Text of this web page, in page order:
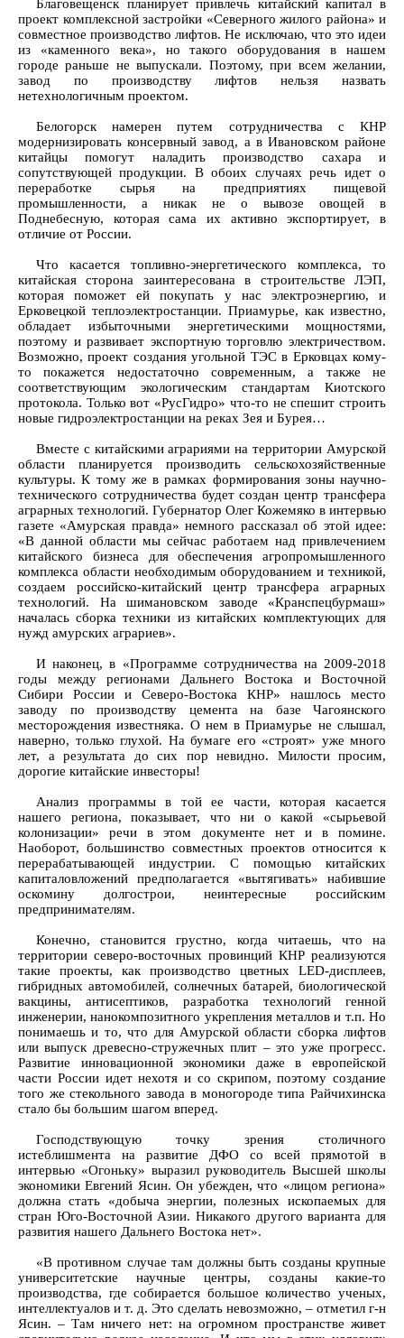
Благовещенск планирует привлечь китайский капитал в
проект комплексной застройки «Северного жилого района» и
совместное производство лифтов. Не исключаю, что это идеи
из «каменного века», но такого оборудования в нашем
городе раньше не выпускали. Поэтому, при всем желании,
завод по производству лифтов нельзя назвать
нетехнологичным проектом.
Белогорск намерен путем сотрудничества с КНР
модернизировать консервный завод, а в Ивановском районе
китайцы помогут наладить производство сахара и
сопутствующей продукции. В обоих случаях речь идет о
переработке сырья на предприятиях пищевой
промышленности, а никак не о вывозе овощей в
Поднебесную, которая сама их активно экспортирует, в
отличие от России.
Что касается топливно-энергетического комплекса, то
китайская сторона заинтересована в строительстве ЛЭП,
которая поможет ей покупать у нас электроэнергию, и
Ерковецкой теплоэлектростанции. Приамурье, как известно,
обладает избыточными энергетическими мощностями,
поэтому и развивает экспортную торговлю электричеством.
Возможно, проект создания угольной ТЭС в Ерковцах кому-
то покажется недостаточно современным, а также не
соответствующим экологическим стандартам Киотского
протокола. Только вот «РусГидро» что-то не спешит строить
новые гидроэлектростанции на реках Зея и Бурея…
Вместе с китайскими аграриями на территории Амурской
области планируется производить сельскохозяйственные
культуры. К тому же в рамках формирования зоны научно-
технического сотрудничества будет создан центр трансфера
аграрных технологий. Губернатор Олег Кожемяко в интервью
газете «Амурская правда» немного рассказал об этой идее:
«В данной области мы сейчас работаем над привлечением
китайского бизнеса для обеспечения агропромышленного
комплекса области необходимым оборудованием и техникой,
создаем российско-китайский центр трансфера аграрных
технологий. На шимановском заводе «Кранспецбурмаш»
началась сборка техники из китайских комплектующих для
нужд амурских аграриев».
И наконец, в «Программе сотрудничества на 2009-2018
годы между регионами Дальнего Востока и Восточной
Сибири России и Северо-Востока КНР» нашлось место
заводу по производству цемента на базе Чагоянского
месторождения известняка. О нем в Приамурье не слышал,
наверно, только глухой. На бумаге его «строят» уже много
лет, а результата до сих пор невидно. Милости просим,
дорогие китайские инвесторы!
Анализ программы в той ее части, которая касается
нашего региона, показывает, что ни о какой «сырьевой
колонизации» речи в этом документе нет и в помине.
Наоборот, большинство совместных проектов относится к
перерабатывающей индустрии. С помощью китайских
капиталовложений предполагается «вытягивать» набившие
оскомину долгострои, неинтересные российским
предпринимателям.
Конечно, становится грустно, когда читаешь, что на
территории северо-восточных провинций КНР реализуются
такие проекты, как производство цветных LED-дисплеев,
гибридных автомобилей, солнечных батарей, биологической
вакцины, антисептиков, разработка технологий генной
инженерии, нанокомпозитного укрепления металлов и т.п. Но
понимаешь и то, что для Амурской области сборка лифтов
или выпуск древесно-стружечных плит – это уже прогресс.
Развитие инновационной экономики даже в европейской
части России идет нехотя и со скрипом, поэтому создание
того же стекольного завода в моногороде типа Райчихинска
стало бы большим шагом вперед.
Господствующую точку зрения столичного
истеблишмента на развитие ДФО со всей прямотой в
интервью «Огоньку» выразил руководитель Высшей школы
экономики Евгений Ясин. Он убежден, что «лицом региона»
должна стать «добыча энергии, полезных ископаемых для
стран Юго-Восточной Азии. Никакого другого варианта для
развития нашего Дальнего Востока нет».
«В противном случае там должны быть созданы крупные
университетские научные центры, созданы какие-то
производства, где собирается большое количество ученых,
интеллектуалов и т. д. Это сделать невозможно, – отметил г-н
Ясин. – Там ничего нет: на огромном пространстве живет